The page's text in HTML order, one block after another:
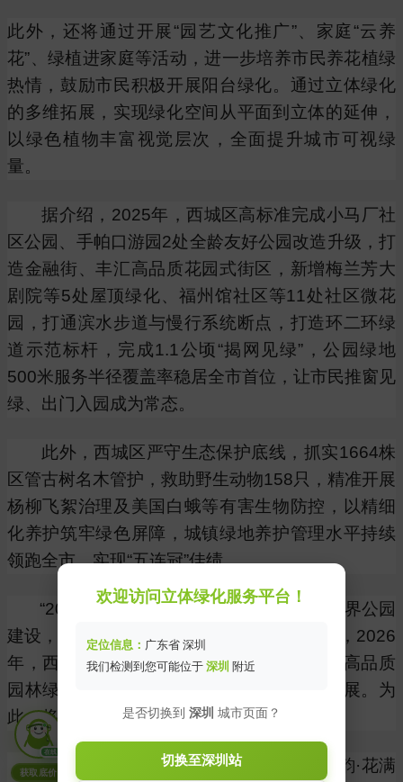
此外，还将通过开展“园艺文化推广”、家庭“云养
花”、绿植进家庭等活动，进一步培养市民养花植绿
热情，鼓励市民积极开展阳台绿化。通过立体绿化
的多维拓展，实现绿化空间从平面到立体的延伸，
以绿色植物丰富视觉层次，全面提升城市可视绿
量。
据介绍，2025年，西城区高标准完成小马厂社
区公园、手帕口游园2处全龄友好公园改造升级，打
造金融街、丰汇高品质花园式街区，新增梅兰芳大
剧院等5处屋顶绿化、福州馆社区等11处社区微花
园，打通滨水步道与慢行系统断点，打造环二环绿
道示范标杆，完成1.1公顷“揭网见绿”，公园绿地
500米服务半径覆盖率稳居全市首位，让市民推窗见
绿、出门入园成为常态。
此外，西城区严守生态保护底线，抓实1664株
区管古树名木管护，救助野生动物158只，精准开展
杨柳飞絮治理及美国白蛾等有害生物防控，以精细
化养护筑牢绿色屏障，城镇绿地养护管理水平持续
领跑全市，实现“五连冠”佳绩。
“2025年，西城区立足百姓需求，推进无界公园
建设，区属无界公园率达83%。”刘军良介绍，2026
年，西城区将构建城园交融的花园西城，以高品质
园林绿化环境支撑首都功能核心区高质量发展。为
此，将重点推进四大方面工作：
一是锚定“花园城市”目标，绘就“京味国韵·花满
在线
获取底价
欢迎访问立体绿化服务平台！
定位信息： 广东省 深圳
我们检测到您可能位于 深圳 附近
是否切换到 深圳 城市页面？
切换至深圳站